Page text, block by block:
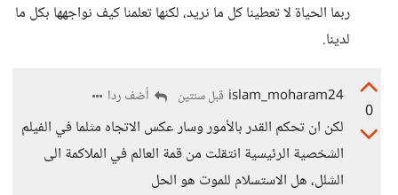
ربما الحياة لا تعطينا كل ما نريد، لكنها تعلمنا كيف نواجهها بكل ما
لدينا.
0
islam_moharam24 قبل سنتين أضف ردا
لكن ان تحكم القدر بالأمور وسار عكس الاتجاه مثلما في الفيلم
الشخصية الرئيسية انتقلت من قمة العالم في الملاكمة الى
الشلل، هل الاستسلام للموت هو الحل